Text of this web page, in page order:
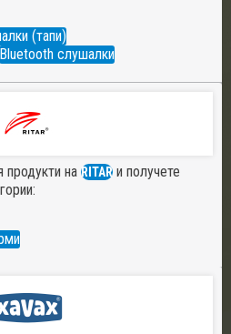
(тапи)
Bluetooth слушалки
продукти на RITAR и получете